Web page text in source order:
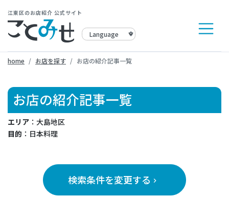
江東区のお店紹介 公式サイト
home お店を探す お店の紹介記事一覧
お店の紹介記事一覧
エリア ：大島地区
目的 ：日本料理
検索条件を変更する keyboard_arrow_right